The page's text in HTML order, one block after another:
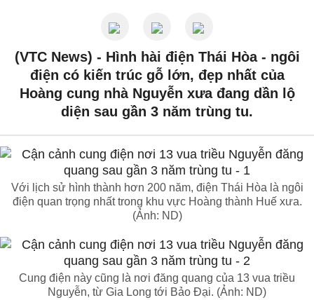
(VTC News) - Hình hài điện Thái Hòa - ngôi
điện có kiến trúc gỗ lớn, đẹp nhất của
Hoàng cung nhà Nguyễn xưa đang dần lộ
diện sau gần 3 năm trùng tu.
Với lịch sử hình thành hơn 200 năm, điện Thái Hòa là ngôi
điện quan trọng nhất trong khu vực Hoàng thành Huế xưa.
(Ảnh: ND)
Cung điện này cũng là nơi đăng quang của 13 vua triều
Nguyễn, từ Gia Long tới Bảo Đại. (Ảnh: ND)